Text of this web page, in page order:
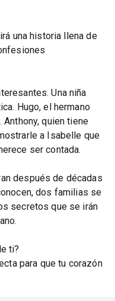
una historia llena de
Una niña
Hugo, el hermano
quien tiene
a Isabelle que
ser contada.
después de décadas
dos familias se
secretos que se irán
ti?
para que tu corazón